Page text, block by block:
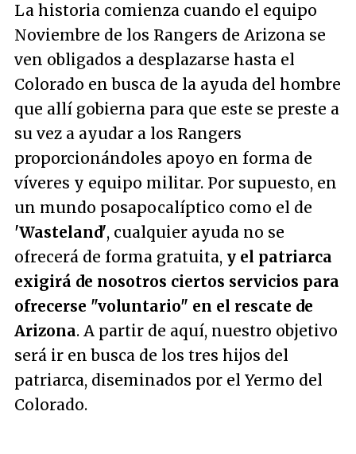
La historia comienza cuando el equipo
Noviembre de los Rangers de Arizona se
ven obligados a desplazarse hasta el
Colorado en busca de la ayuda del hombre
que allí gobierna para que este se preste a
su vez a ayudar a los Rangers
proporcionándoles apoyo en forma de
víveres y equipo militar. Por supuesto, en
un mundo posapocalíptico como el de
'Wasteland', cualquier ayuda no se
ofrecerá de forma gratuita, y el patriarca
exigirá de nosotros ciertos servicios para
ofrecerse "voluntario" en el rescate de
Arizona. A partir de aquí, nuestro objetivo
será ir en busca de los tres hijos del
patriarca, diseminados por el Yermo del
Colorado.